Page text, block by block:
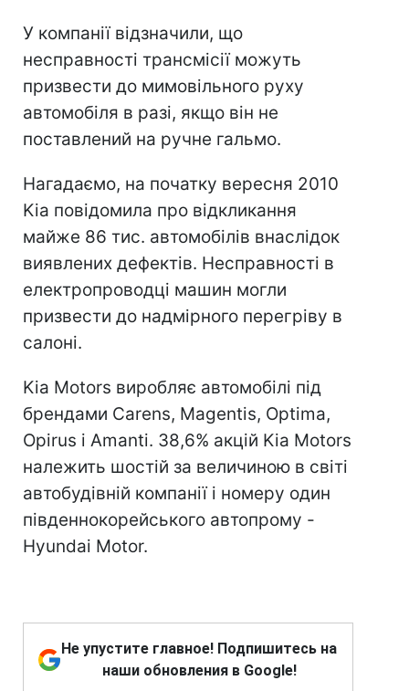
У компанії відзначили, що
несправності трансмісії можуть
призвести до мимовільного руху
автомобіля в разі, якщо він не
поставлений на ручне гальмо.
Нагадаємо, на початку вересня 2010
Kia повідомила про відкликання
майже 86 тис. автомобілів внаслідок
виявлених дефектів. Несправності в
електропроводці машин могли
призвести до надмірного перегріву в
салоні.
Kia Motors виробляє автомобілі під
брендами Carens, Magentis, Optima,
Opirus і Amanti. 38,6% акцій Kia Motors
належить шостій за величиною в світі
автобудівній компанії і номеру один
південнокорейського автопрому -
Hyundai Motor.
Не упустите главное! Подпишитесь на
наши обновления в Google!